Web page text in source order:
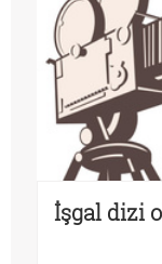
İşgal dizi